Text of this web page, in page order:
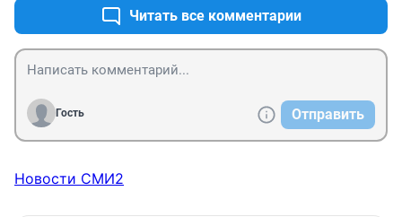
Читать все комментарии
Гость Отправить
Новости СМИ2